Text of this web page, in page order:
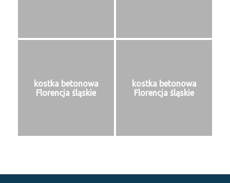
kostka betonowa
Florencja śląskie
kostka betonowa
Florencja śląskie